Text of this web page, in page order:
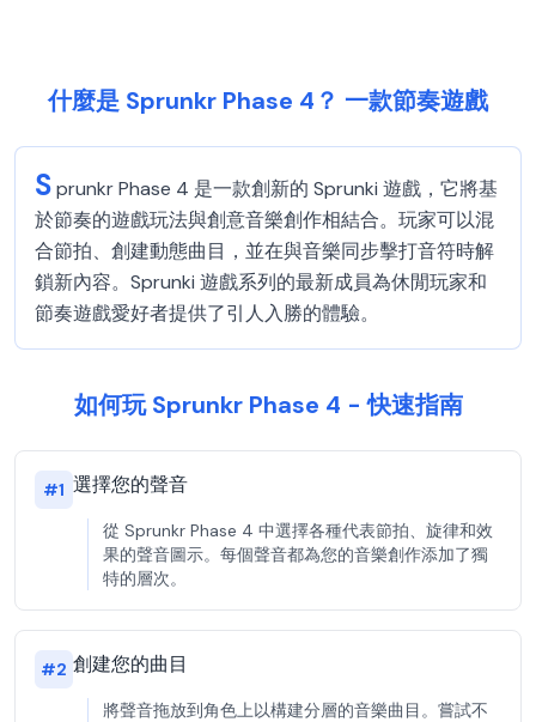
什麼是 Sprunkr Phase 4？ 一款節奏遊戲
Sprunkr Phase 4 是一款創新的 Sprunki 遊戲，它將基
於節奏的遊戲玩法與創意音樂創作相結合。玩家可以混
合節拍、創建動態曲目，並在與音樂同步擊打音符時解
鎖新內容。Sprunki 遊戲系列的最新成員為休閒玩家和
節奏遊戲愛好者提供了引人入勝的體驗。
如何玩 Sprunkr Phase 4 - 快速指南
#1 選擇您的聲音
從 Sprunkr Phase 4 中選擇各種代表節拍、旋律和效
果的聲音圖示。每個聲音都為您的音樂創作添加了獨
特的層次。
#2 創建您的曲目
將聲音拖放到角色上以構建分層的音樂曲目。嘗試不